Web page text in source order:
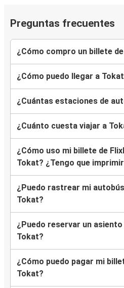
Preguntas frecuentes
¿Cómo compro un billete
¿Cómo puedo llegar a
¿Cuántas estaciones de
¿Cuánto cuesta viajar a
¿Cómo uso mi billete de
Tokat? ¿Tengo que
¿Puedo rastrear mi
Tokat?
¿Puedo reservar un asiento
Tokat?
¿Cómo puedo pagar mi
Tokat?